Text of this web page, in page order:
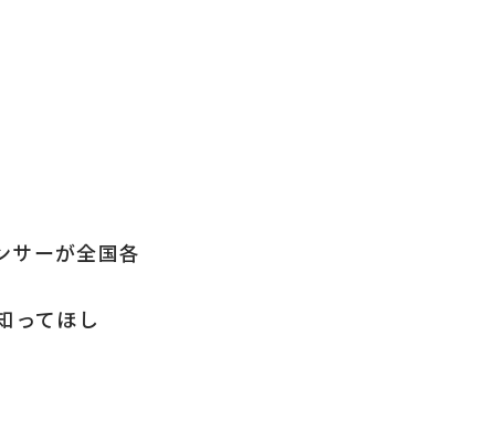
サーが全国各
ってほし